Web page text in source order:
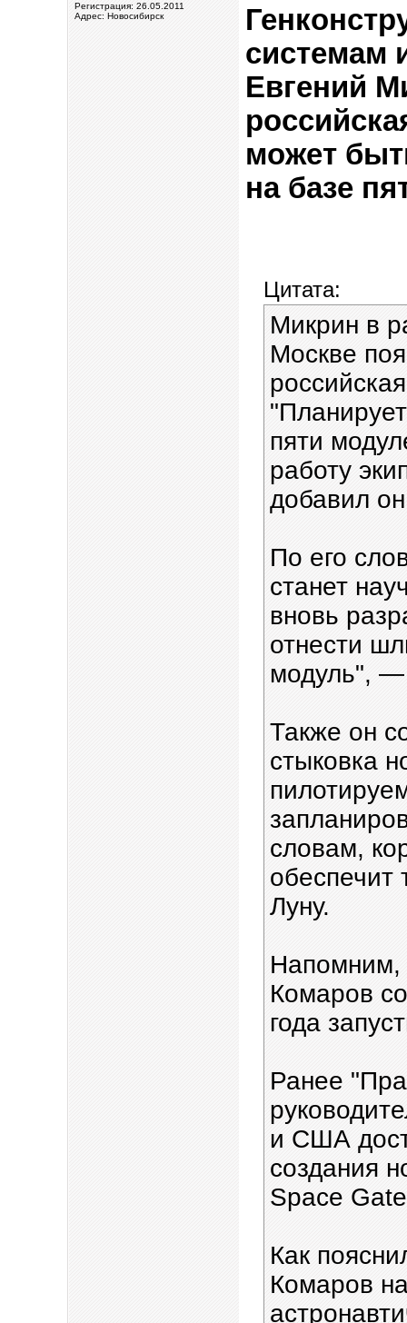
Регистрация: 26.05.2011
Адрес: Новосибирск
системам
Евгений
может
на базе
Цитата:
Микрин в
Москве
пяти
работу
добавил
По его
станет
вновь
отнести
модуль",
Также он
стыковка
словам,
обеспечит
Луну.
Напомним,
Комаров
года
Ранее
и США
создания
Space
Как
Комаров